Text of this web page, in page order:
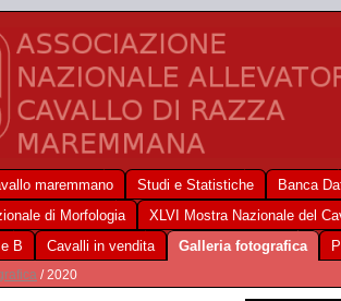
maremmano Studi e Statistiche
Banca
di Morfologia
XLVI Mostra Nazionale del
B
Cavalli in vendita Galleria fotografica
/ 2020